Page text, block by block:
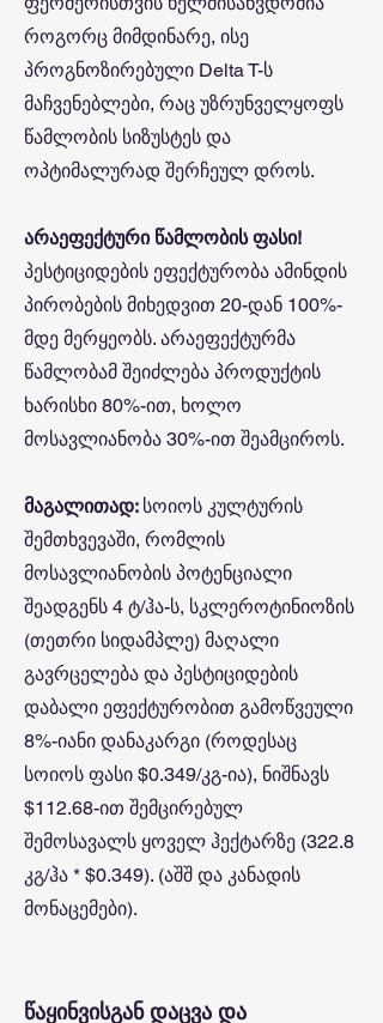
როგორც მიმდინარე, ისე
პროგნოზირებული Delta T-ს
მაჩვენებლები, რაც უზრუნველყოფს
წამლობის სიზუსტეს და
ოპტიმალურად შერჩეულ დროს.
არაეფექტური წამლობის ფასი!
პესტიციდების ეფექტურობა ამინდის
პირობების მიხედვით 20-დან 100%-
მდე მერყეობს. არაეფექტურმა
წამლობამ შეიძლება პროდუქტის
ხარისხი 80%-ით, ხოლო
მოსავლიანობა 30%-ით შეამციროს.
მაგალითად: სოიოს კულტურის
შემთხვევაში, რომლის
მოსავლიანობის პოტენციალი
შეადგენს 4 ტ/ჰა-ს, სკლეროტინიოზის
(თეთრი სიდამპლე) მაღალი
გავრცელება და პესტიციდების
დაბალი ეფექტურობით გამოწვეული
8%-იანი დანაკარგი (როდესაც
სოიოს ფასი $0.349/კგ-ია), ნიშნავს
$112.68-ით შემცირებულ
შემოსავალს ყოველ ჰექტარზე (322.8
კგ/ჰა * $0.349). (აშშ და კანადის
მონაცემები).
წაყინვისგან დაცვა და